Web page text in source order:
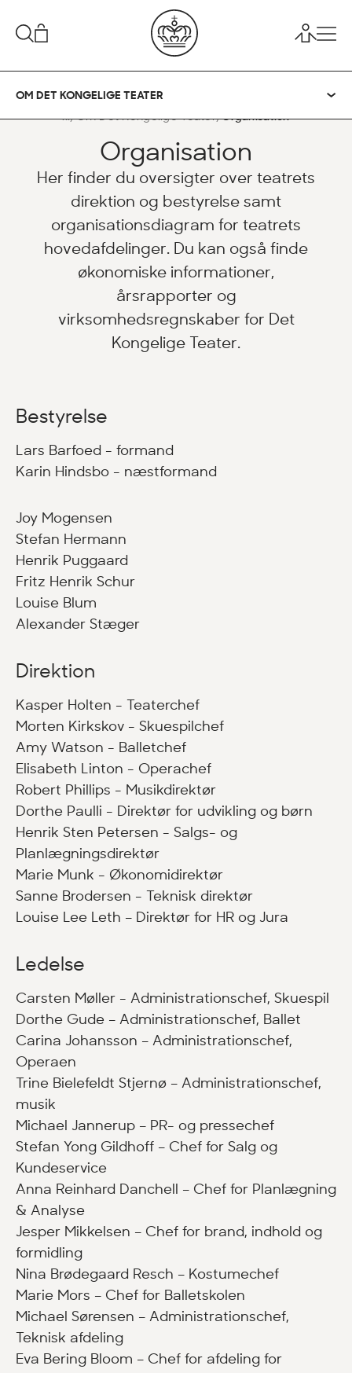
OM DET KONGELIGE TEATER
Organisation
Her finder du oversigter over teatrets
direktion og bestyrelse samt
organisationsdiagram for teatrets
hovedafdelinger. Du kan også finde
økonomiske informationer,
årsrapporter og
virksomhedsregnskaber for Det
Kongelige Teater.
Bestyrelse
Lars Barfoed - formand
Karin Hindsbo - næstformand
Joy Mogensen
Stefan Hermann
Henrik Puggaard
Fritz Henrik Schur
Louise Blum
Alexander Stæger
Direktion
Kasper Holten - Teaterchef
Morten Kirkskov - Skuespilchef
Amy Watson - Balletchef
Elisabeth Linton - Operachef
Robert Phillips - Musikdirektør
Dorthe Paulli - Direktør for udvikling og børn
Henrik Sten Petersen - Salgs- og
Planlægningsdirektør
Marie Munk - Økonomidirektør
Sanne Brodersen - Teknisk direktør
Louise Lee Leth – Direktør for HR og Jura
Ledelse
Carsten Møller - Administrationschef, Skuespil
Dorthe Gude – Administrationschef, Ballet
Carina Johansson – Administrationschef,
Operaen
Trine Bielefeldt Stjernø – Administrationschef,
musik
Michael Jannerup – PR- og pressechef
Stefan Yong Gildhoff – Chef for Salg og
Kundeservice
Anna Reinhard Danchell – Chef for Planlægning
& Analyse
Jesper Mikkelsen – Chef for brand, indhold og
formidling
Nina Brødegaard Resch – Kostumechef
Marie Mors – Chef for Balletskolen
Michael Sørensen – Administrationschef,
Teknisk afdeling
Eva Bering Bloom – Chef for afdeling for